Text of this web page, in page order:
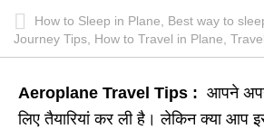
How to Sleep in Plane, Best way to
Journey Tips, How to Travel in Plane,
Aeroplane Travel Tips : आपने
लिए तैयारियां कर ली है। लेकिन क्या आप